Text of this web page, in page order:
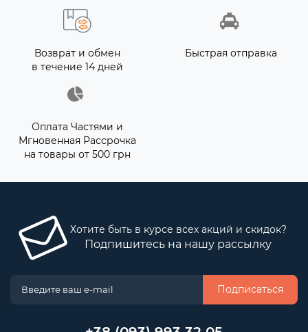
Возврат и обмен
в течение 14 дней
Быстрая отправка
Оплата Частями и
Мгновенная Рассрочка
на товары от 500 грн
Хотите быть в курсе всех акций и скидок?
Подпишитесь на нашу рассылку
Подписаться